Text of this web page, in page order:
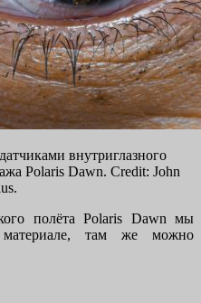
внутриглазного
Polaris Dawn. Credit: John
полёта Polaris Dawn мы
там же можно